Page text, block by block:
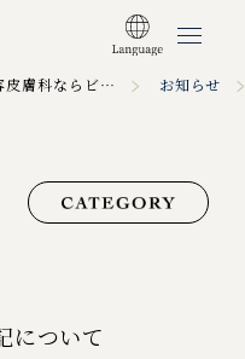
福岡・東京渋谷代官山の美容外科・美容皮膚科ならビスポーククリニック TOP お知らせ
について